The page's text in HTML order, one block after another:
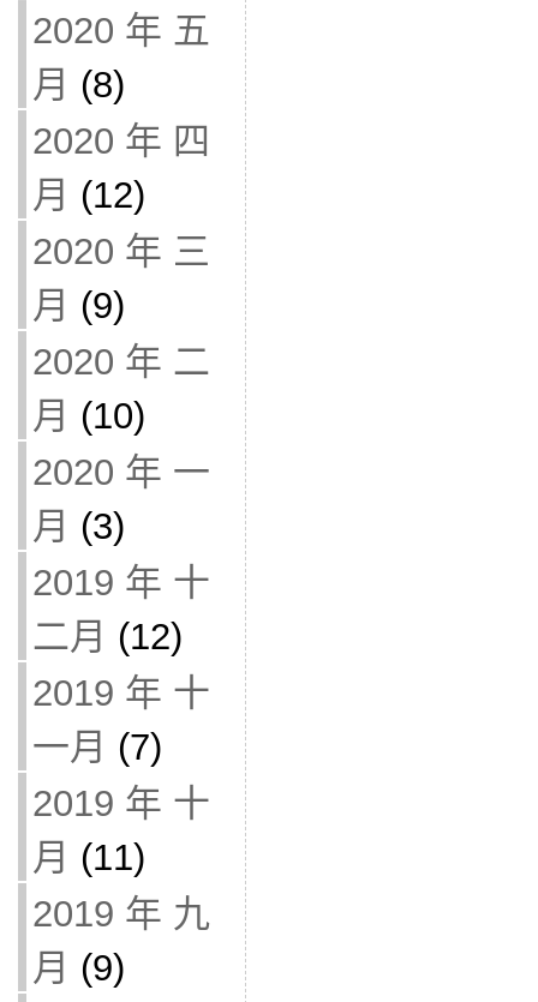
2020 年 五
月 (8)
2020 年 四
月 (12)
2020 年 三
月 (9)
2020 年 二
月 (10)
2020 年 一
月 (3)
2019 年 十
二月 (12)
2019 年 十
一月 (7)
2019 年 十
月 (11)
2019 年 九
月 (9)